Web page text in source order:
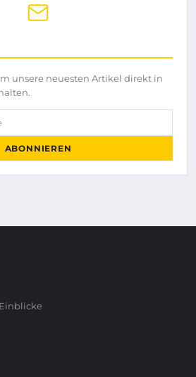
unsere neuesten Artikel direkt in
ABONNIEREN